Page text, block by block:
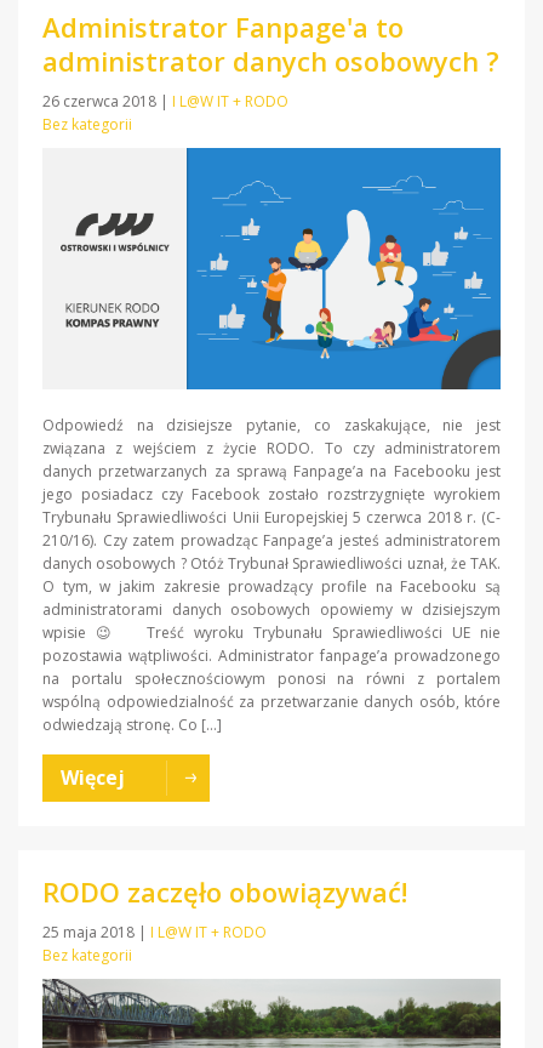
Administrator Fanpage'a to
administrator danych osobowych ?
26 czerwca 2018 | I L@W IT + RODO
Bez kategorii
Odpowiedź na dzisiejsze pytanie, co zaskakujące, nie jest
związana z wejściem z życie RODO. To czy administratorem
danych przetwarzanych za sprawą Fanpage’a na Facebooku jest
jego posiadacz czy Facebook zostało rozstrzygnięte wyrokiem
Trybunału Sprawiedliwości Unii Europejskiej 5 czerwca 2018 r. (C-
210/16). Czy zatem prowadząc Fanpage’a jesteś administratorem
danych osobowych ? Otóż Trybunał Sprawiedliwości uznał, że TAK.
O tym, w jakim zakresie prowadzący profile na Facebooku są
administratorami danych osobowych opowiemy w dzisiejszym
wpisie 😉 Treść wyroku Trybunału Sprawiedliwości UE nie
pozostawia wątpliwości. Administrator fanpage’a prowadzonego
na portalu społecznościowym ponosi na równi z portalem
wspólną odpowiedzialność za przetwarzanie danych osób, które
odwiedzają stronę. Co […]
Więcej
RODO zaczęło obowiązywać!
25 maja 2018 | I L@W IT + RODO
Bez kategorii